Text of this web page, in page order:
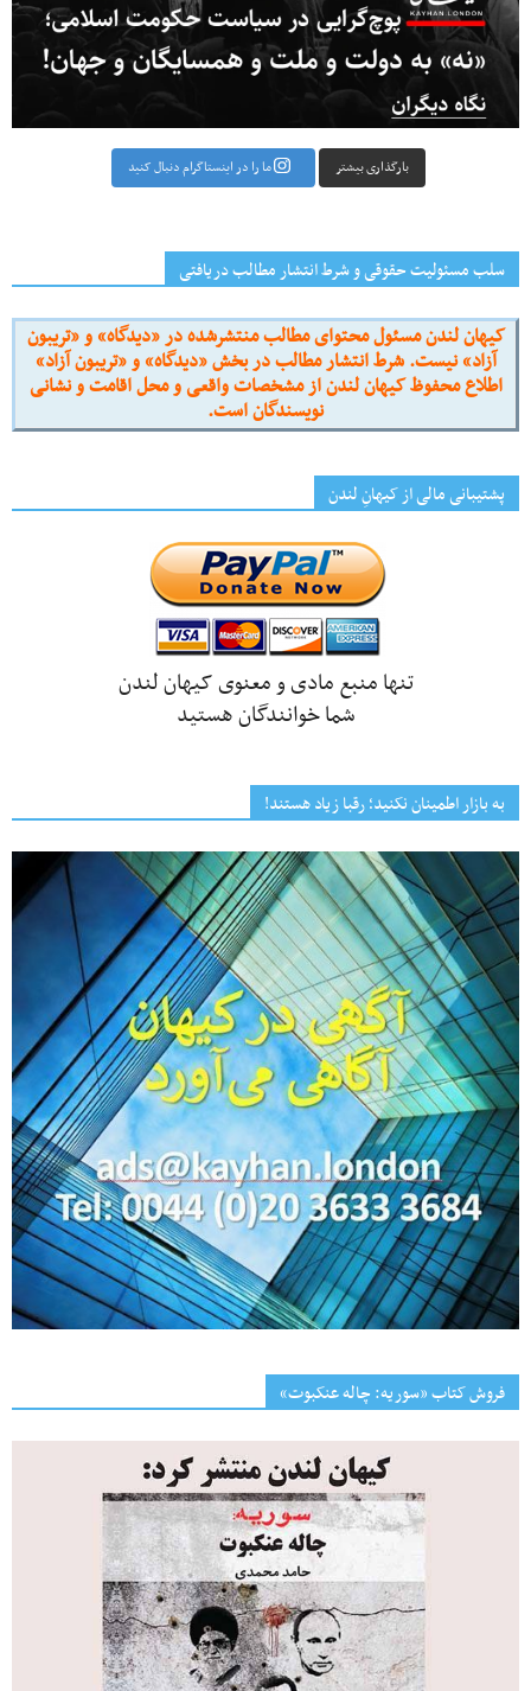
بارگذاری بیشتر ما را در اینستاگرام دنبال کنید
سلب مسئولیت حقوقی و شرط انتشار مطالب دریافتی
کیهان لندن مسئول محتوای مطالب منتشرشده در «دیدگاه» و «تریبون
آزاد» نیست. شرط انتشار مطالب در بخش «دیدگاه» و «تریبون آزاد»
اطلاع محفوظ کیهان لندن از مشخصات واقعی و محل اقامت و نشانی
نویسندگان است.
پشتیبانی مالی از کیهانِ لندن
تنها منبع مادی و معنوی کیهان لندن
شما خوانندگان هستید
به بازار اطمینان نکنید؛ رقبا زیاد هستند!
فروش کتاب «سوریه: چاله عنکبوت»